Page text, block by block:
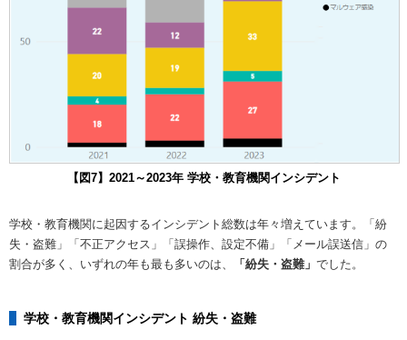
【図7】2021～2023年 学校・教育機関インシデント
学校・教育機関に起因するインシデント総数は年々増えています。「紛
失・盗難」「不正アクセス」「誤操作、設定不備」「メール誤送信」の
割合が多く、いずれの年も最も多いのは、
「紛失・盗難」 でした。
学校・教育機関インシデント 紛失・盗難